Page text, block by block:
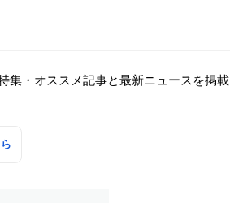
集・オススメ記事と最新ニュースを掲載